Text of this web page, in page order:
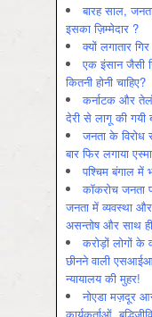
बारह साल,
इसका ज़िम्मेदार ?
क्यों लगातार
एक इंसान जैसी
कितनी होनी चाहिए?
कर्नाटक और
देरी से लागू की गयी
जनता के
बार फिर लगाया
पश्चिम बंगाल
कॉकरोच जनता
जनता में व्‍यवस्‍था
असन्‍तोष और साथ ही
करोड़ों लोगों के
छीनने वाली
न्यायालय की मुहर!
नोएडा मज़दूर